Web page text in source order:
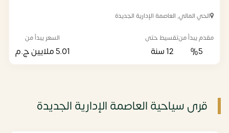
الحي المالي, العاصمة الإدارية الجديدة
مقدم يبدأ من
%5
تقسيط حتى
12 سنة
السعر يبدأ من
5.01 ملايين ج.م
قرى سياحية العاصمة الإدارية الجديدة